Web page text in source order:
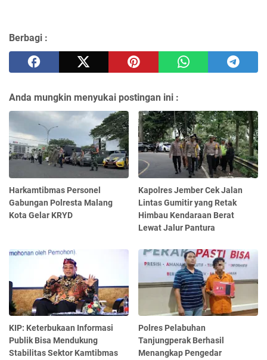
Berbagi :
Anda mungkin menyukai postingan ini :
Harkamtibmas Personel
Gabungan Polresta Malang
Kota Gelar KRYD
Kapolres Jember Cek Jalan
Lintas Gumitir yang Retak
Himbau Kendaraan Berat
Lewat Jalur Pantura
KIP: Keterbukaan Informasi
Publik Bisa Mendukung
Stabilitas Sektor Kamtibmas
Polres Pelabuhan
Tanjungperak Berhasil
Menangkap Pengedar